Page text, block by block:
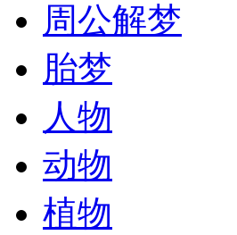
周公解梦
胎梦
人物
动物
植物